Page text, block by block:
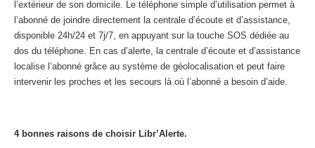
l’extérieur de son domicile. Le téléphone simple d’utilisation permet à
l’abonné de joindre directement la centrale d’écoute et d’assistance,
disponible 24h/24 et 7j/7, en appuyant sur la touche SOS dédiée au
dos du téléphone. En cas d’alerte, la centrale d’écoute et d’assistance
localise l’abonné grâce au système de géolocalisation et peut faire
intervenir les proches et les secours là où l’abonné a besoin d’aide.
4 bonnes raisons de choisir Libr’Alerte.